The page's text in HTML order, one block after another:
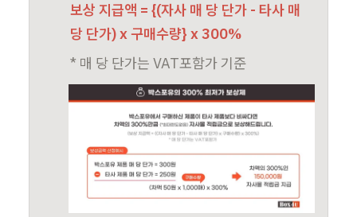
보상 지급액 = {(자사 매 당 단가 - 타사 매
당 단가) x 구매수량} x 300%
* 매 당 단가는 VAT포함가 기준